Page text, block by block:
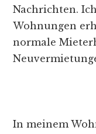
Nachrichten.
Wohnungen
normale
In meinem